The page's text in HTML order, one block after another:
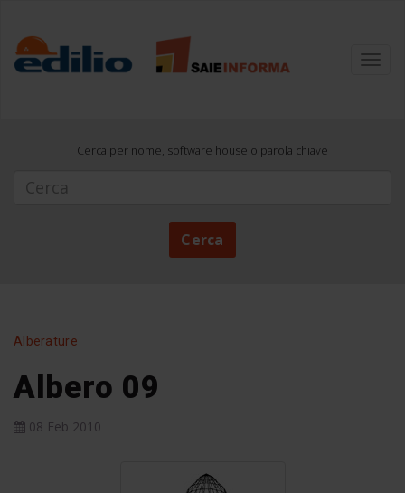
Cerca per nome, software house o parola chiave
Cerca
Alberature
Albero 09
08 Feb 2010